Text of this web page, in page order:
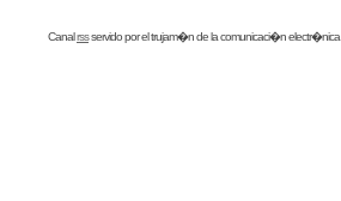
Canalrssservido por eltrujam�nde la comunicaci�n